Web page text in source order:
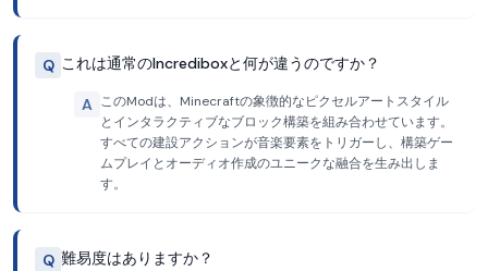
Q これは通常のIncrediboxと何が違うのですか？
A このModは、Minecraftの象徴的なピクセルアートスタイル
とインタラクティブなブロック構築を組み合わせています。
すべての建設アクションが音楽要素をトリガーし、構築ゲー
ムプレイとオーディオ作成のユニークな融合を生み出しま
す。
Q 難易度はありますか？